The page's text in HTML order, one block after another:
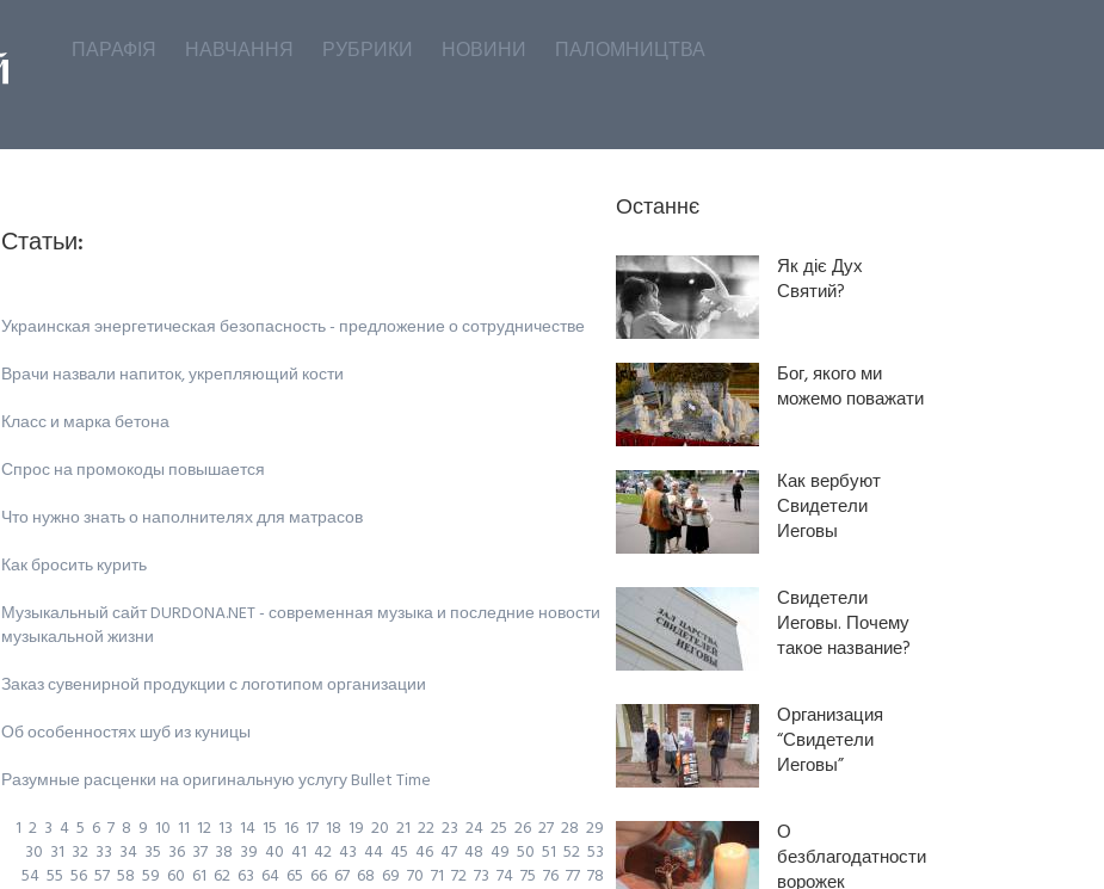
ПАРАФІЯ НАВЧАННЯ РУБРИКИ НОВИНИ ПАЛОМНИЦТВА
Статьи:
Украинская энергетическая безопасность - предложение о сотрудничестве
Врачи назвали напиток, укрепляющий кости
Класс и марка бетона
Спрос на промокоды повышается
Что нужно знать о наполнителях для матрасов
Как бросить курить
Музыкальный сайт DURDONA.NET - современная музыка и последние новости
музыкальной жизни
Заказ сувенирной продукции с логотипом организации
Об особенностях шуб из куницы
Разумные расценки на оригинальную услугу Bullet Time
1 2 3 4 5 6 7 8 9 10 11 12 13 14 15 16 17 18 19 20 21 22 23 24 25 26 27 28 29
30 31 32 33 34 35 36 37 38 39 40 41 42 43 44 45 46 47 48 49 50 51 52 53
54 55 56 57 58 59 60 61 62 63 64 65 66 67 68 69 70 71 72 73 74 75 76 77 78
Останнє
Як діє Дух
Святий?
Бог, якого ми
можемо поважати
Как вербуют
Свидетели
Иеговы
Свидетели
Иеговы. Почему
такое название?
Организация
“Свидетели
Иеговы”
О
безблагодатности
ворожек